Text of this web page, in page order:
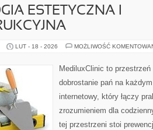
ESTETYCZNA I
LUT - 18 - 2026 MOŻLIWOŚĆ
MediluxClinic to
dobrostanie pań na
internetowy, który łączy
zrozumieniem dla
tej przestrzeni stoi